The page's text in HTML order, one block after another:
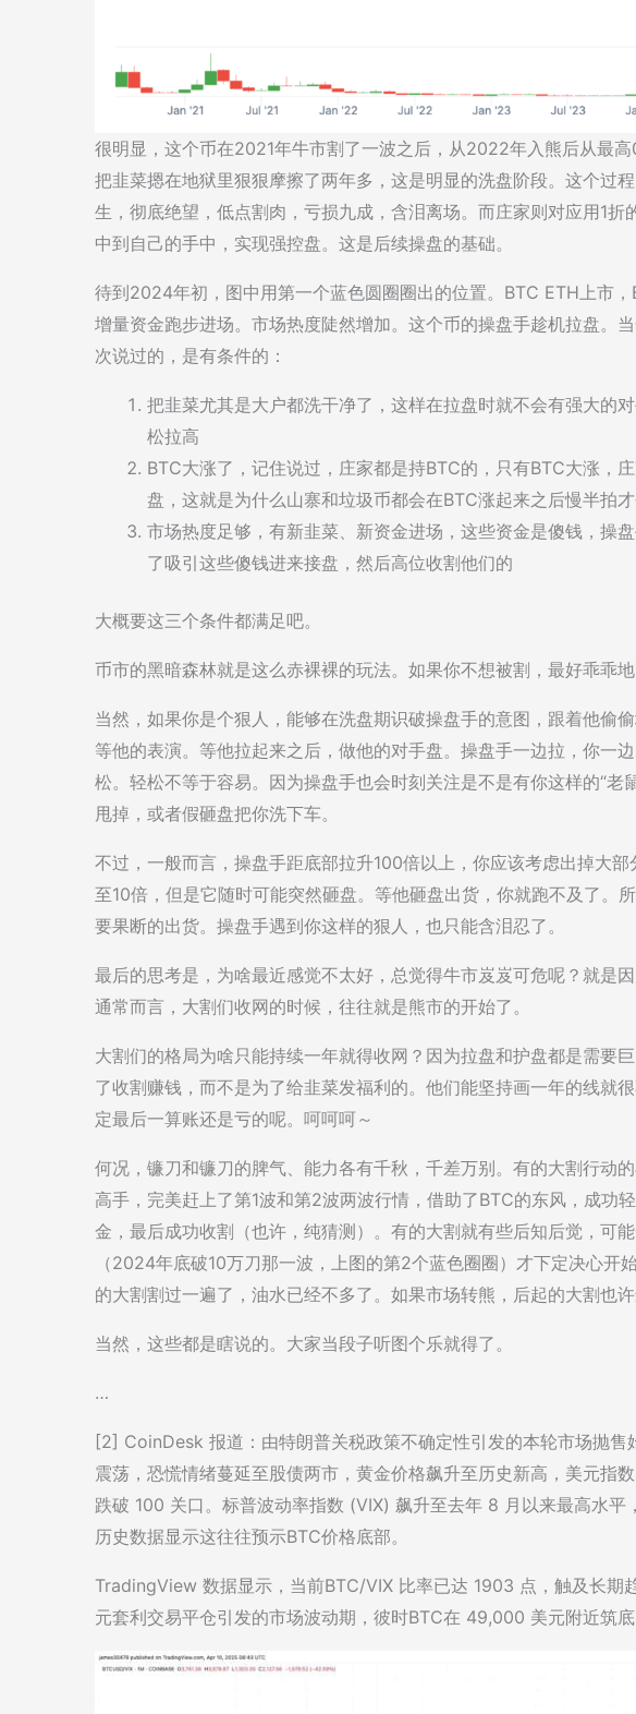
很明显，这个币在2021年牛市割了一波之后，从2022年入熊后从最
把韭菜摁在地狱里狠狠摩擦了两年多，这是明显的洗盘阶段。这个过
生，彻底绝望，低点割肉，亏损九成，含泪离场。而庄家则对应用1
中到自己的手中，实现强控盘。这是后续操盘的基础。
待到2024年初，图中用第一个蓝色圆圈圈出的位置。BTC ETH上市
增量资金跑步进场。市场热度陡然增加。这个币的操盘手趁机拉盘。
次说过的，是有条件的：
把韭菜尤其是大户都洗干净了，这样在拉盘时就不会有强大的
松拉高
BTC大涨了，记住说过，庄家都是持BTC的，只有BTC大涨，
盘，这就是为什么山寨和垃圾币都会在BTC涨起来之后慢半拍
市场热度足够，有新韭菜、新资金进场，这些资金是傻钱，操
了吸引这些傻钱进来接盘，然后高位收割他们的
大概要这三个条件都满足吧。
币市的黑暗森林就是这么赤裸裸的玩法。如果你不想被割，最好乖乖地
当然，如果你是个狠人，能够在洗盘期识破操盘手的意图，跟着他偷
等他的表演。等他拉起来之后，做他的对手盘。操盘手一边拉，你一
松。轻松不等于容易。因为操盘手也会时刻关注是不是有你这样的“老
甩掉，或者假砸盘把你洗下车。
不过，一般而言，操盘手距底部拉升100倍以上，你应该考虑出掉大
至10倍，但是它随时可能突然砸盘。等他砸盘出货，你就跑不及了。
要果断的出货。操盘手遇到你这样的狠人，也只能含泪忍了。
最后的思考是，为啥最近感觉不太好，总觉得牛市岌岌可危呢？就是
通常而言，大割们收网的时候，往往就是熊市的开始了。
大割们的格局为啥只能持续一年就得收网？因为拉盘和护盘都是需要
了收割赚钱，而不是为了给韭菜发福利的。他们能坚持画一年的线就
定最后一算账还是亏的呢。呵呵呵～
何况，镰刀和镰刀的脾气、能力各有千秋，千差万别。有的大割行动
高手，完美赶上了第1波和第2波两波行情，借助了BTC的东风，成功
金，最后成功收割（也许，纯猜测）。有的大割就有些后知后觉，可
（2024年底破10万刀那一波，上图的第2个蓝色圈圈）才下定决心开
的大割割过一遍了，油水已经不多了。如果市场转熊，后起的大割也许
当然，这些都是瞎说的。大家当段子听图个乐就得了。
…
[2] CoinDesk 报道：由特朗普关税政策不确定性引发的本轮市场抛
震荡，恐慌情绪蔓延至股债两市，黄金价格飙升至历史新高，美元指
跌破 100 关口。标普波动率指数 (VIX) 飙升至去年 8 月以来最高水平
历史数据显示这往往预示BTC价格底部。
TradingView 数据显示，当前BTC/VIX 比率已达 1903 点，触及长期
元套利交易平仓引发的市场波动期，彼时BTC在 49,000 美元附近筑底